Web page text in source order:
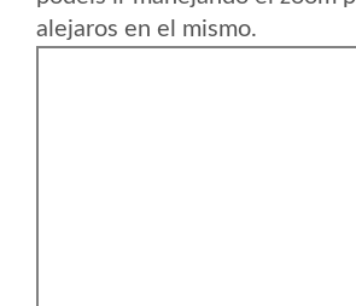
alejaros en el mismo.